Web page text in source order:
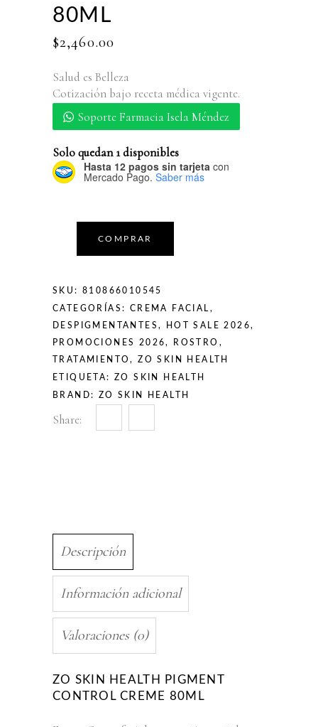
80ML
$2,460.00
Salud es Belleza
Cotización bajo receta médica vigente.
Soporte Farmacia Isela Méndez
Solo quedan 1 disponibles
Hasta 12 pagos sin tarjeta con
Mercado Pago. Saber más
COMPRAR
SKU: 810866010545
CATEGORÍAS: CREMA FACIAL ,
DESPIGMENTANTES , HOT SALE 2026,
PROMOCIONES 2026, ROSTRO ,
TRATAMIENTO,ZO SKIN HEALTH
ETIQUETA:ZO SKIN HEALTH
BRAND: ZO SKIN HEALTH
Share:
Descripción
Información adicional
Valoraciones (0)
ZO SKIN HEALTH PIGMENT
CONTROL CREME 80ML